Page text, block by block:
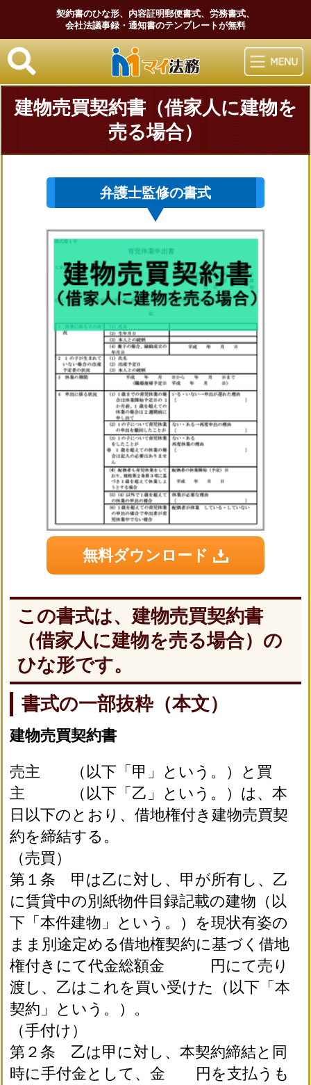
契約書のひな形、内容証明郵便書式、労務書式、
会社法議事録・通知書のテンプレートが無料
マイ法務
建物売買契約書（借家人に建物を
売る場合）
弁護士監修の書式
無料ダウンロード
この書式は、建物売買契約書
（借家人に建物を売る場合）の
ひな形です。
書式の一部抜粋（本文）
建物売買契約書
売主 （以下「甲」という。）と買
主 （以下「乙」という。）は、本
日以下のとおり、借地権付き建物売買契
約を締結する。
（売買）
第１条 甲は乙に対し、甲が所有し、乙
に賃貸中の別紙物件目録記載の建物（以
下「本件建物」という。）を現状有姿の
まま別途定める借地権契約に基づく借地
権付きにて代金総額金 円にて売り
渡し、乙はこれを買い受けた（以下「本
契約」という。）。
（手付け）
第２条 乙は甲に対し、本契約締結と同
時に手付金として、金 円を支払うも